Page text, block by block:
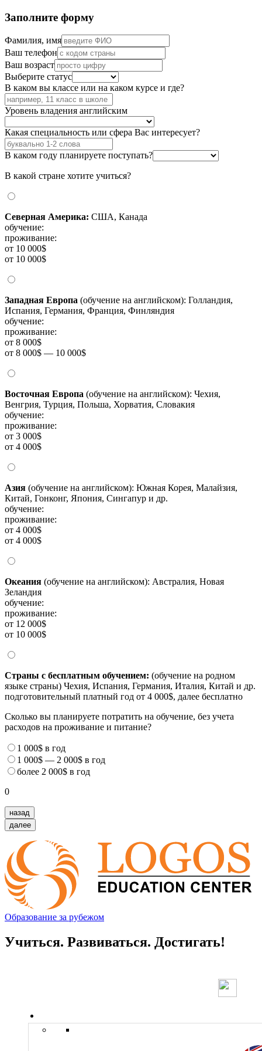
Заполните форму
Фамилия, имя
Ваш телефон
Ваш возраст
Выберите статус
В каком вы классе или на каком курсе и где?
Уровень владения английским
Какая специальность или сфера Вас интересует?
В каком году планируете поступать?
В какой стране хотите учиться?
Северная Америка: США, Канада
обучение:
проживание:
от 10 000$
от 10 000$
Западная Европа (обучение на английском): Голландия,
Испания, Германия, Франция, Финляндия
обучение:
проживание:
от 8 000$
от 8 000$ — 10 000$
Восточная Европа (обучение на английском): Чехия,
Венгрия, Турция, Польша, Хорватия, Словакия
обучение:
проживание:
от 3 000$
от 4 000$
Азия (обучение на английском): Южная Корея, Малайзия,
Китай, Гонконг, Япония, Сингапур и др.
обучение:
проживание:
от 4 000$
от 4 000$
Океания (обучение на английском): Австралия, Новая
Зеландия
обучение:
проживание:
от 12 000$
от 10 000$
Страны с бесплатным обучением: (обучение на родном
языке страны) Чехия, Испания, Германия, Италия, Китай и др.
подготовительный платный год от 4 000$, далее бесплатно
Сколько вы планируете потратить на обучение, без учета
расходов на проживание и питание?
1 000$ в год
1 000$ — 2 000$ в год
более 2 000$ в год
0
назад
далее
Образование за рубежом
Учиться. Развиваться. Достигать!